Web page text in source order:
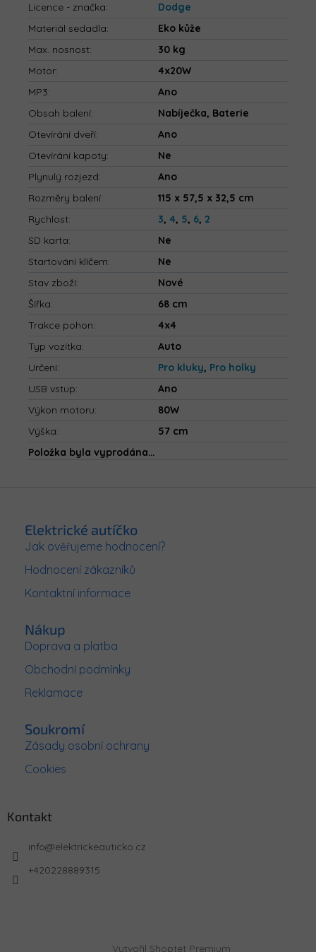
Licence - značka:
Dodge
Materiál sedadla:
Eko kůže
Max. nosnost:
30 kg
Motor:
4x20W
MP3:
Ano
Obsah balení:
Nabíječka, Baterie
Otevírání dveří:
Ano
Otevírání kapoty:
Ne
Plynulý rozjezd:
Ano
Rozměry balení:
115 x 57,5 x 32,5 cm
Rychlost: 3, 4, 5, 6, 2
SD karta:
Ne
Startování klíčem:
Ne
Stav zboží:
Nové
Šířka:
68 cm
Trakce pohon:
4x4
Typ vozítka:
Auto
Určení: Pro kluky, Pro holky
USB vstup:
Ano
Výkon motoru:
80W
Výška:
57 cm
Položka byla vyprodána…
Elektrické autíčko
Jak ověřujeme hodnocení?
Hodnocení zákazníků
Kontaktní informace
Nákup
Doprava a platba
Obchodní podmínky
Reklamace
Soukromí
Zásady osobní ochrany
Cookies
Kontakt
info@elektrickeauticko.cz
+420228889315
Vytvořil Shoptet Premium